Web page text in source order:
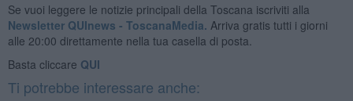
Se vuoi leggere le notizie principali della Toscana iscriviti alla
Newsletter QUInews - ToscanaMedia. Arriva gratis tutti i giorni
alle 20:00 direttamente nella tua casella di posta.
Basta cliccare QUI
Ti potrebbe interessare anche: